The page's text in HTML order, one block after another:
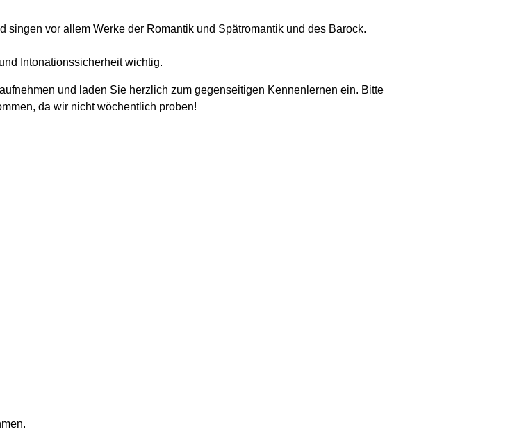
vor allem Werke der Romantik und Spätromantik und des Barock.
Intonationssicherheit wichtig.
und laden Sie herzlich zum gegenseitigen Kennenlernen ein. Bitte
da wir nicht wöchentlich proben!